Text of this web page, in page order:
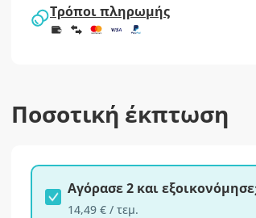
Τρόποι πληρωμής
Ποσοτική έκπτωση
Αγόρασε 2 και εξοικονόμησε
14,49 € / τεμ.